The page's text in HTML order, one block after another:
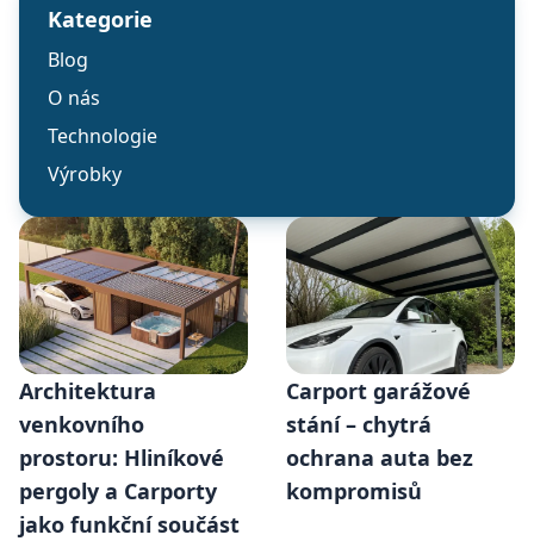
Kategorie
Blog
O nás
Technologie
Výrobky
Architektura
venkovního
prostoru: Hliníkové
pergoly a Carporty
jako funkční součást
Carport garážové
stání – chytrá
ochrana auta bez
kompromisů